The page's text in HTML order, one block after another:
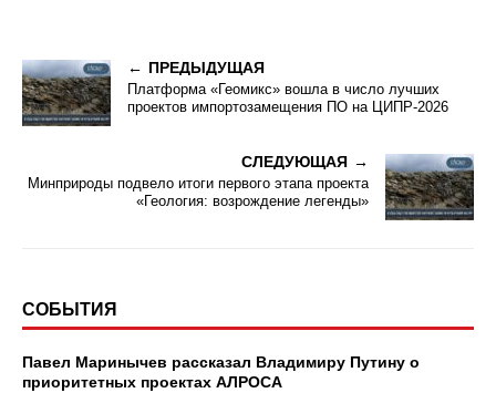
ПРЕДЫДУЩАЯ
Платформа «Геомикс» вошла в число лучших
проектов импортозамещения ПО на ЦИПР-2026
СЛЕДУЮЩАЯ
Минприроды подвело итоги первого этапа проекта
«Геология: возрождение легенды»
СОБЫТИЯ
Павел Маринычев рассказал Владимиру Путину о
приоритетных проектах АЛРОСА